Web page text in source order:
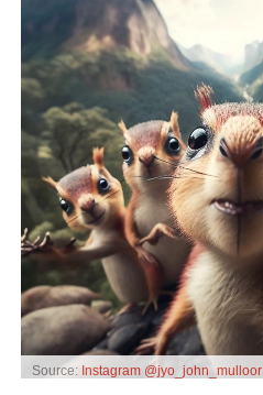
Source: Instagram @jyo_john_mulloor